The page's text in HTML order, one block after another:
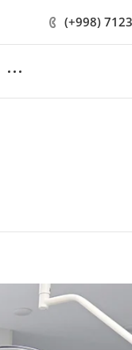
(+998)